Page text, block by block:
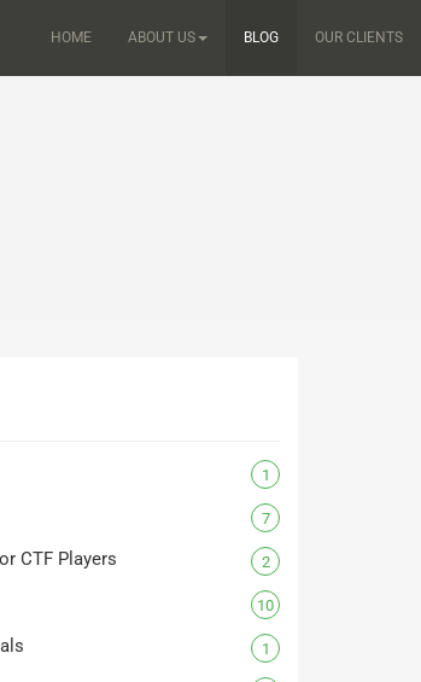
HOME ABOUT US BLOG OUR CLIENTS
1
7
CTF Players 2
10
1